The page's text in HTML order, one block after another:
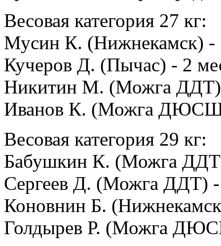
Весовая категория 27 кг:
Мусин К. (Нижнекамск) -
Кучеров Д. (Пычас) - 2
Никитин М. (Можга ДДТ)
Иванов К. (Можга
Весовая категория 29 кг:
Бабушкин К. (Можга
Сергеев Д. (Можга ДДТ) -
Коновнин Б.
Голдырев Р. (Можга